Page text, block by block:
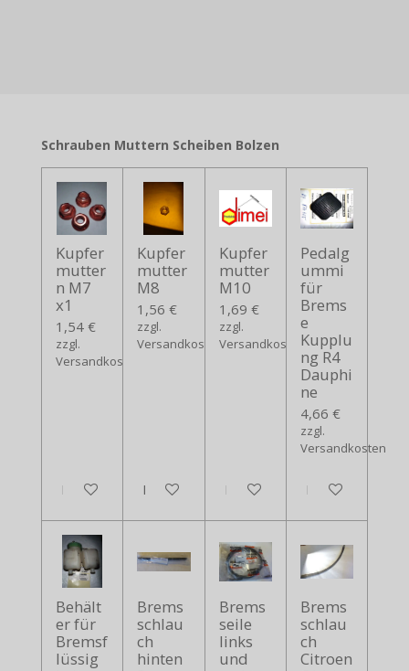
Schrauben Muttern Scheiben Bolzen
Kupfer
mutter
n M7
x1
1,54 €
zzgl.
Versandkosten
In den Warenkorb
Kupfer
mutter
M8
1,56 €
zzgl.
Versandkosten
In den Warenkorb
Kupfer
mutter
M10
1,69 €
zzgl.
Versandkosten
In den Warenkorb
Pedalg
ummi
für
Brems
e
Kupplu
ng R4
Dauphi
ne
4,66 €
zzgl.
Versandkosten
In den
Behält
er für
Bremsf
lüssig
Brems
schlau
ch
hinten
Brems
seile
links
und
Brems
schlau
ch
Citroen